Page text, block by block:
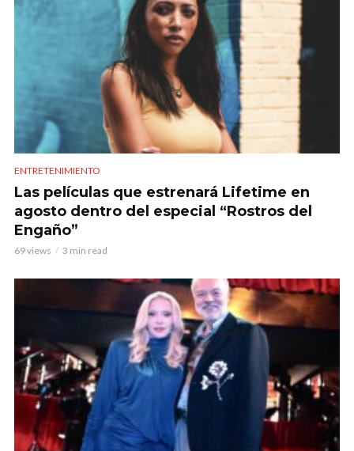
ENTRETENIMIENTO
Las películas que estrenará Lifetime en
agosto dentro del especial “Rostros del
Engaño”
69 views 3 min read